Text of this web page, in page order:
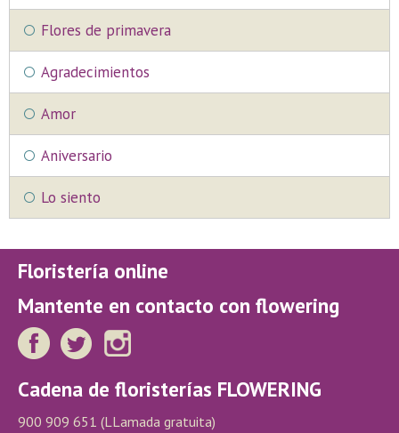
Flores de primavera
Agradecimientos
Amor
Aniversario
Lo siento
Floristería online
Mantente en contacto con flowering
Cadena de floristerías FLOWERING
900 909 651 (LLamada gratuita)